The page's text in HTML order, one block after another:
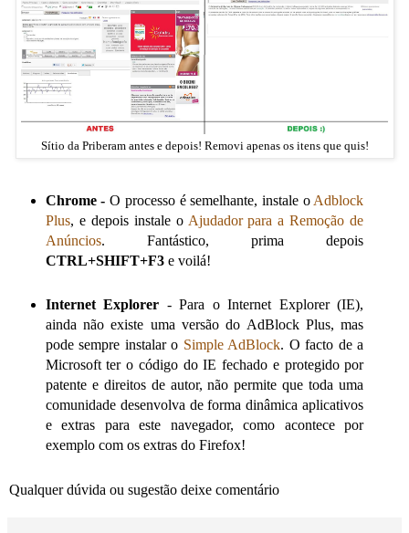
Sítio da Priberam antes e depois! Removi apenas os itens que quis!
Chrome -O processo é semelhante, instale o Adblock
Plus, e depois instale o Ajudador para a Remoção de
Anúncios. Fantástico, prima depois
CTRL+SHIFT+F3e voilá!
Internet Explorer - Para o Internet Explorer (IE),
ainda não existe uma versão do AdBlock Plus, mas
pode sempre instalar o Simple AdBlock. O facto de a
Microsoft ter o código do IE fechado e protegido por
patente e direitos de autor, não permite que toda uma
comunidade desenvolva de forma dinâmica aplicativos
e extras para este navegador, como acontece por
exemplo com os extras do Firefox!
Qualquer dúvida ou sugestão deixe comentário